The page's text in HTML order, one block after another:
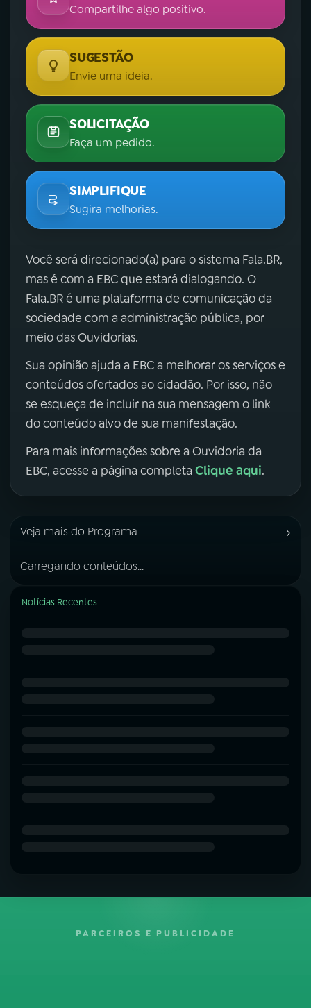
Compartilhe algo positivo.
SUGESTÃO
Envie uma ideia.
SOLICITAÇÃO
Faça um pedido.
SIMPLIFIQUE
Sugira melhorias.
Você será direcionado(a) para o sistema Fala.BR,
mas é com a EBC que estará dialogando. O
Fala.BR é uma plataforma de comunicação da
sociedade com a administração pública, por
meio das Ouvidorias.
Sua opinião ajuda a EBC a melhorar os serviços e
conteúdos ofertados ao cidadão. Por isso, não
se esqueça de incluir na sua mensagem o link
do conteúdo alvo de sua manifestação.
Para mais informações sobre a Ouvidoria da
EBC, acesse a página completa Clique aqui.
Veja mais do Programa ›
Carregando conteúdos...
Notícias Recentes
PARCEIROS E PUBLICIDADE